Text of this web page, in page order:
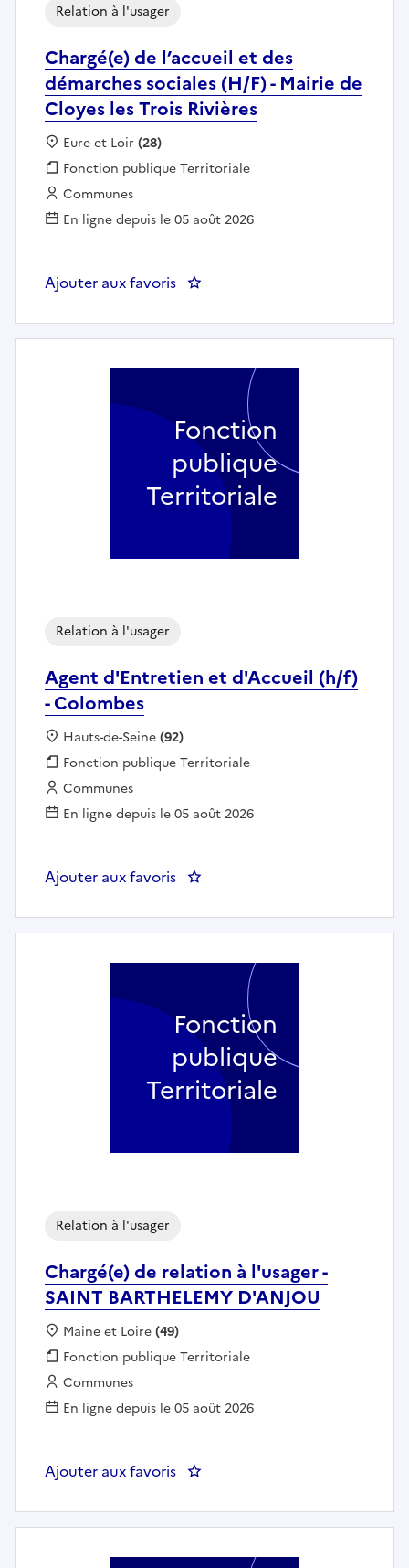
Chargé(e) de l’accueil et des
démarches sociales (H/F) - Mairie de
Cloyes les Trois Rivières
Relation à l'usager
Localisation :
Eure et Loir (28)
Fonction publique :
Fonction publique Territoriale
Employeur :
Communes
En ligne depuis le 05 août 2026
Ajouter aux favoris : Chargé(e) de l’accueil et des
Agent d'Entretien et d'Accueil (h/f)
- Colombes
Relation à l'usager
Localisation :
Hauts-de-Seine(92)
Fonction publique :
Fonction publique Territoriale
Employeur :
Communes
En ligne depuis le 05 août 2026
Ajouter aux favoris : Agent d'Entretien et d'Accueil
Fonction
publique
Territoriale
Chargé(e) de relation à l'usager -
SAINT BARTHELEMY D'ANJOU
Relation à l'usager
Localisation :
Maine et Loire(49)
Fonction publique :
Fonction publique Territoriale
Employeur :
Communes
En ligne depuis le 05 août 2026
Ajouter aux favoris : Chargé(e) de relation à l'usager
Fonction
publique
Territoriale